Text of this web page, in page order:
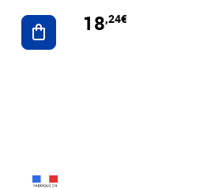
Ajouter au panier
18,24€